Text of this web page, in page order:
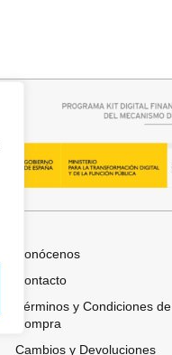
Conócenos
Contacto
Términos y Condiciones de
Compra
Cambios y Devoluciones